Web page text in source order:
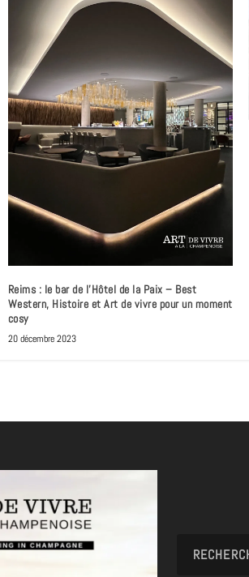
Reims : le bar de l’Hôtel de la Paix – Best
Western, Histoire et Art de vivre pour un moment
cosy
20 décembre 2023